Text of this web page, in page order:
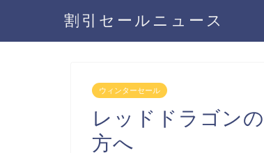
割引セールニュース
ウィンターセール
レッドドラゴン
方へ